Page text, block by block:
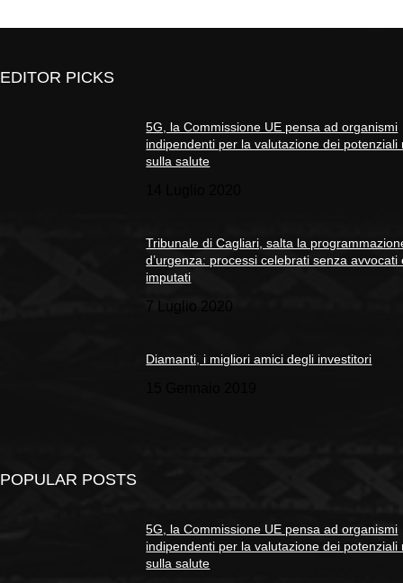
EDITOR PICKS
5G, la Commissione UE pensa ad organismi
indipendenti per la valutazione dei potenziali
sulla salute
Tribunale di Cagliari, salta la
d’urgenza: processi celebrati senza avvocati
imputati
7 Luglio 2020
Diamanti, i migliori amici degli investitori
POPULAR POSTS
5G, la Commissione UE pensa ad organismi
indipendenti per la valutazione dei potenziali
sulla salute